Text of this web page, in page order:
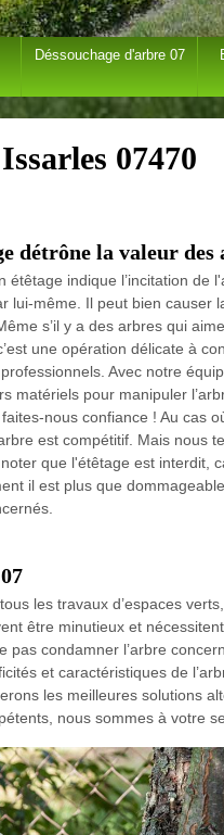
Déssouchage d'arbre 07
07470
détrône la valeur des
étêtage indique l’incitation de
lui-même. Il peut bien causer
s’il y a des arbres qui
une opération délicate à
Avec notre
matériels pour manipuler
nous confiance ! Au cas
est compétitif. Mais nous
que l'étêtage est interdit,
il est plus que
les travaux d’espaces verts,
être minutieux et
condamner l’arbre
et caractéristiques de
les meilleures solutions
nous sommes à votre